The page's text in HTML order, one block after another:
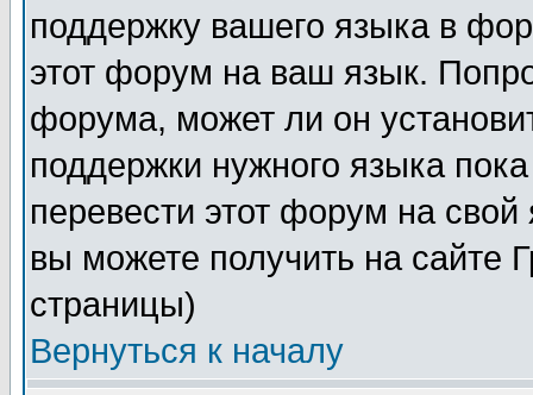
поддержку вашего языка в
этот форум на ваш язык.
форума, может ли он
поддержки нужного языка
перевести этот форум на
вы можете получить на сайте
страницы)
Вернуться к началу